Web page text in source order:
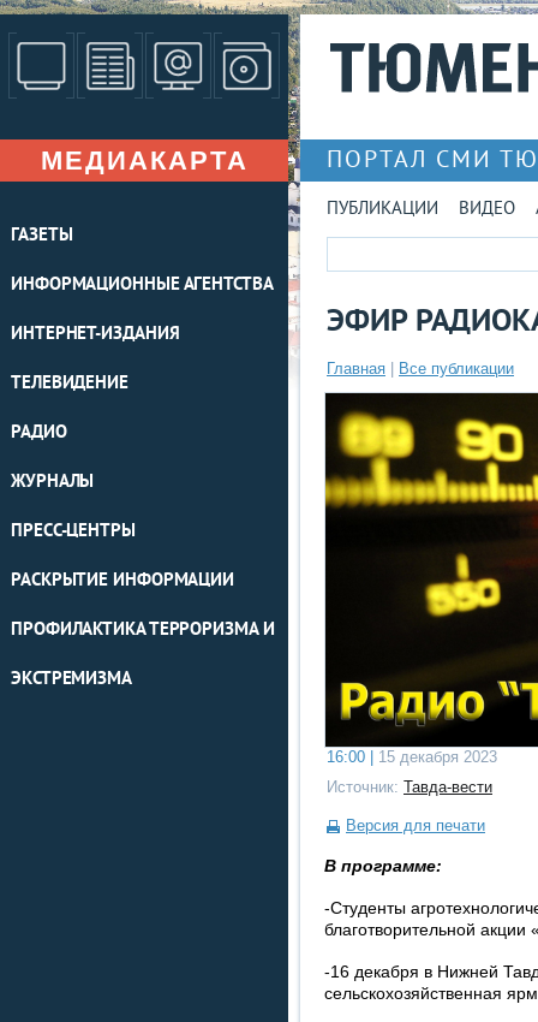
МЕДИАКАРТА
ГАЗЕТЫ
ИНФОРМАЦИОННЫЕ АГЕНТСТВА
ИНТЕРНЕТ-ИЗДАНИЯ
ТЕЛЕВИДЕНИЕ
РАДИО
ЖУРНАЛЫ
ПРЕСС-ЦЕНТРЫ
РАСКРЫТИЕ ИНФОРМАЦИИ
ПРОФИЛАКТИКА ТЕРРОРИЗМА И
ЭКСТРЕМИЗМА
ПОРТАЛ СМИ
ПУБЛИКАЦИИ ВИДЕО
ЭФИР
Главная Все публикации
16:00 |
15 декабря 2023
Источник: Тавда-вести
Версия для печати
В программе:
-Студенты
благотворительной акции
-16 декабря в Нижней
сельскохозяйственная